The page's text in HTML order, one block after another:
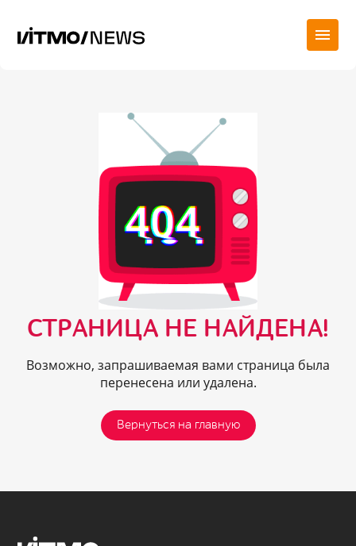
СТРАНИЦА НЕ НАЙДЕНА!
Возможно, запрашиваемая вами страница была
перенесена или удалена.
Вернуться на главную